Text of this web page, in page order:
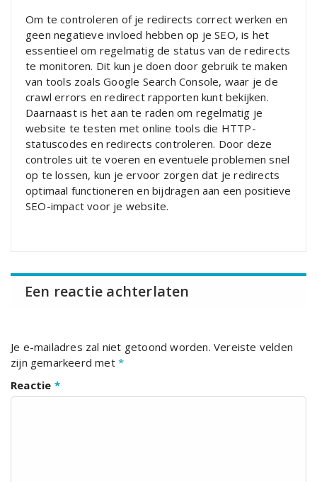
Om te controleren of je redirects correct werken en
geen negatieve invloed hebben op je SEO, is het
essentieel om regelmatig de status van de redirects
te monitoren. Dit kun je doen door gebruik te maken
van tools zoals Google Search Console, waar je de
crawl errors en redirect rapporten kunt bekijken.
Daarnaast is het aan te raden om regelmatig je
website te testen met online tools die HTTP-
statuscodes en redirects controleren. Door deze
controles uit te voeren en eventuele problemen snel
op te lossen, kun je ervoor zorgen dat je redirects
optimaal functioneren en bijdragen aan een positieve
SEO-impact voor je website.
Een reactie achterlaten
Je e-mailadres zal niet getoond worden. Vereiste velden
zijn gemarkeerd met *
Reactie *